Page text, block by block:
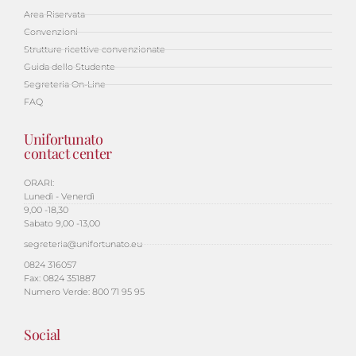
Area Riservata
Convenzioni
Strutture ricettive convenzionate
Guida dello Studente
Segreteria On-Line
FAQ
Unifortunato
contact center
ORARI:
Lunedì - Venerdì
9,00 -18,30
Sabato 9,00 -13,00
segreteria@unifortunato.eu
0824 316057
Fax: 0824 351887
Numero Verde: 800 71 95 95
Social